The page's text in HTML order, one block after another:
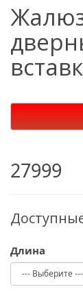
27999
Длина